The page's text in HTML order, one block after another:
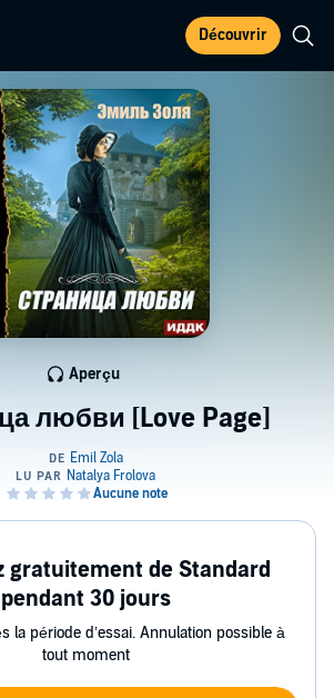
Découvrir
любви [Love Page]
Aperçu
gratuitement de Standard
pendant 30 jours
la période d’essai. Annulation possible à
tout moment